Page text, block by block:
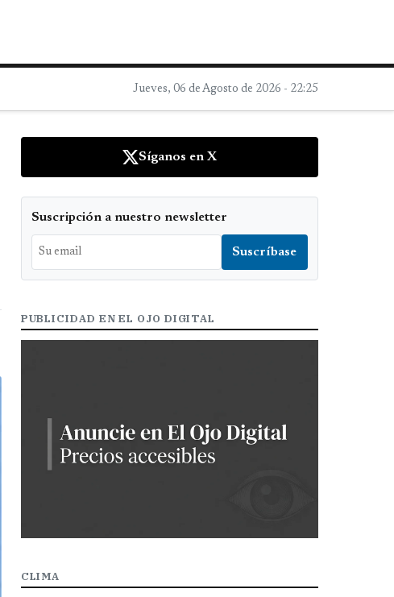
Jueves, 06 de Agosto de 2026 - 22:25
Síganos en X
Suscripción a nuestro newsletter
PUBLICIDAD EN EL OJO DIGITAL
CLIMA